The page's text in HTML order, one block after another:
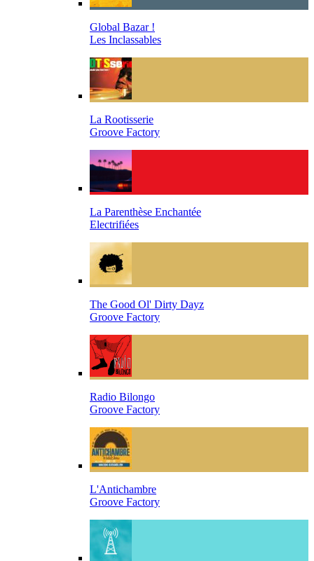
Global Bazar !
Les Inclassables
La Rootisserie
Groove Factory
La Parenthèse Enchantée
Electrifiées
The Good Ol' Dirty Dayz
Groove Factory
Radio Bilongo
Groove Factory
L'Antichambre
Groove Factory